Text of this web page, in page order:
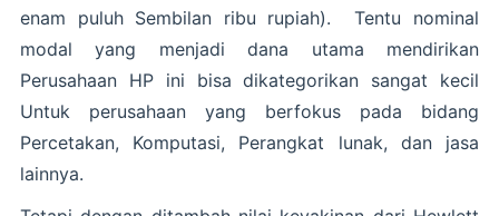
enam puluh Sembilan ribu rupiah). Tentu nominal
modal yang menjadi dana utama mendirikan
Perusahaan HP ini bisa dikategorikan sangat kecil
Untuk perusahaan yang berfokus pada bidang
Percetakan, Komputasi, Perangkat lunak, dan jasa
lainnya.